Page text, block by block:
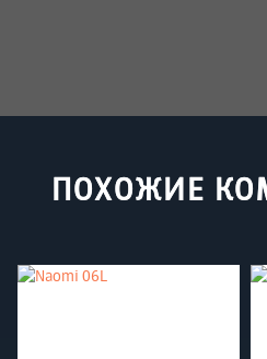
ПОХОЖИЕ